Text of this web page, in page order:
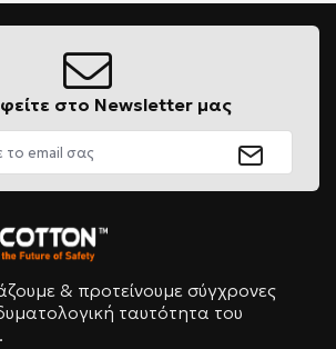
στο Newsletter μας
& προτείνουμε σύγχρονες
ταυτότητα του